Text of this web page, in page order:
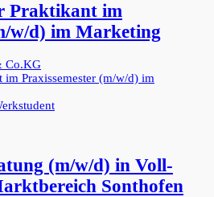
Praktikant im
w/d) im Marketing
Co.KG
Praxissemester (m/w/d) im
(m/w/d) in Voll-
Sonthofen